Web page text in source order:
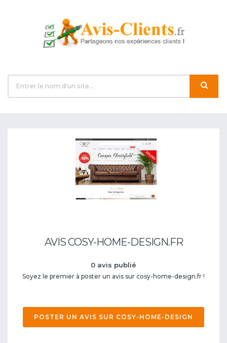
AVIS COSY-HOME-DESIGN.FR
0 avis publié
Soyez le premier à poster un avis sur cosy-home-design.fr !
POSTER UN AVIS SUR COSY-HOME-DESIGN